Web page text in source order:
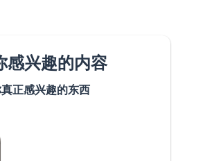
感兴趣的内容
正感兴趣的东西